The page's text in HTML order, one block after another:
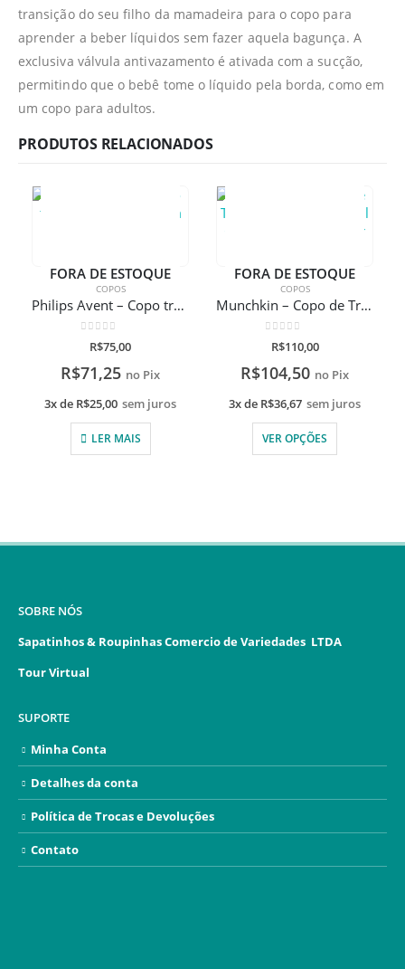
transição do seu filho da mamadeira para o copo para
aprender a beber líquidos sem fazer aquela bagunça. A
exclusiva válvula antivazamento é ativada com a sucção,
permitindo que o bebê tome o líquido pela borda, como em
um copo para adultos.
PRODUTOS RELACIONADOS
FORA DE ESTOQUE
COPOS
Philips Avent – Copo transição Easy Sip com bico de silicone com gravação a laser
de 5
R$75,00
R$71,25 no Pix
3x de R$25,00 sem juros
LER MAIS
FORA DE ESTOQUE
COPOS
Munchkin – Copo de Transição Gentle 118ml Com Gravação A Laser
de 5
R$110,00
R$104,50 no Pix
3x de R$36,67 sem juros
VER OPÇÕES
SOBRE NÓS
Sapatinhos & Roupinhas Comercio de Variedades LTDA
Tour Virtual
SUPORTE
Minha Conta
Detalhes da conta
Política de Trocas e Devoluções
Contato